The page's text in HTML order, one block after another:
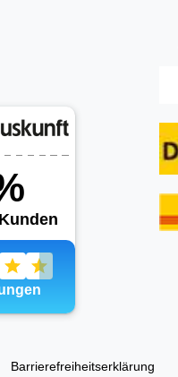
Barrierefreiheitserklärung